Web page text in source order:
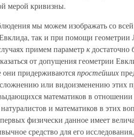
мерой кривизны.
мы можем изображать со
так и при помощи геометрии
примем параметрк
от допущения геометрии
они придерживаютсяпростейших
или видоизменению этих
выдающихся математиков в
и математиков в этих
физически данное имеет
средство для его